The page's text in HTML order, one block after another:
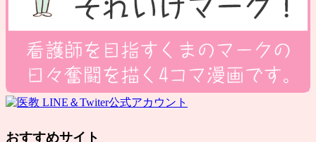
おすすめサイト